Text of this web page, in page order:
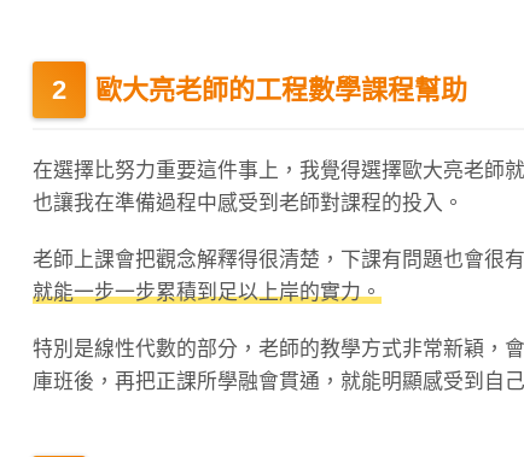
歐大亮老師的工程數學課程幫助
在選擇比努力重要這件事上，我覺得選擇歐大亮老師
也讓我在準備過程中感受到老師對課程的投入。
老師上課會把觀念解釋得很清楚，下課有問題也會很
就能一步一步累積到足以上岸的實力。
特別是線性代數的部分，老師的教學方式非常新穎，
庫班後，再把正課所學融會貫通，就能明顯感受到自